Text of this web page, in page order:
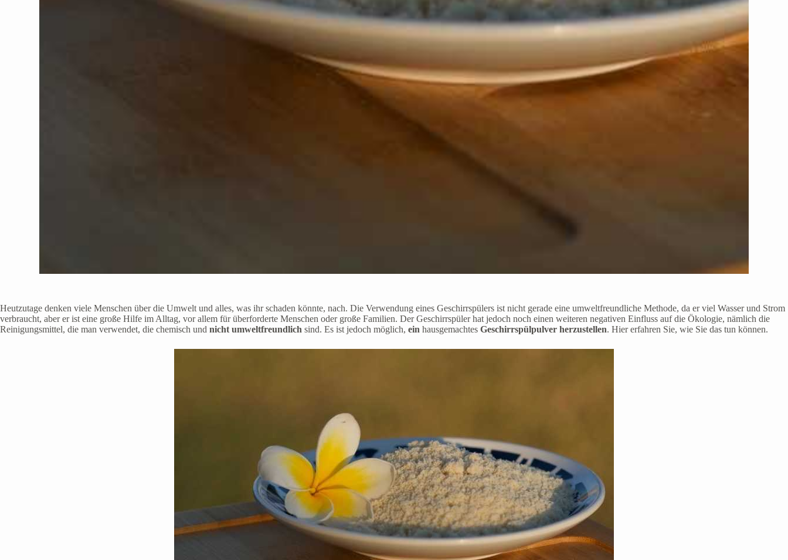
Heutzutage denken viele Menschen über die Umwelt und alles, was ihr schaden könnte, nach. Die Verwendung eines Geschirrspülers ist nicht gerade eine umweltfreundliche Methode, da er viel Wasser und Strom
verbraucht, aber er ist eine große Hilfe im Alltag, vor allem für überforderte Menschen oder große Familien. Der Geschirrspüler hat jedoch noch einen weiteren negativen Einfluss auf die Ökologie, nämlich die
Reinigungsmittel, die man verwendet, die chemisch und nicht umweltfreundlich sind. Es ist jedoch möglich, ein hausgemachtes Geschirrspülpulver herzustellen. Hier erfahren Sie, wie Sie das tun können.